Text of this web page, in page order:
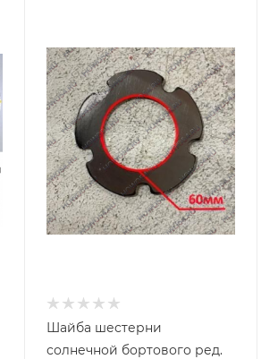
Шайба шестерни
солнечной бортового ред.